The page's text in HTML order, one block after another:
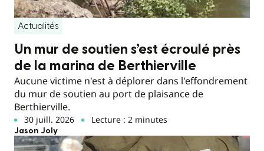
Actualités
Un mur de soutien s’est écroulé près
de la marina de Berthierville
Aucune victime n'est à déplorer dans l'effondrement
du mur de soutien au port de plaisance de
Berthierville.
30 juill. 2026 Lecture : 2 minutes
Jason Joly